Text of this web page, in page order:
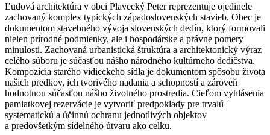
Ľudová architektúra v obci Plavecký Peter reprezentuje ojedinele
zachovaný komplex typických západoslovenských stavieb. Obec je
dokumentom stavebného vývoja slovenských dedín, ktorý formovali
nielen prírodné podmienky, ale i hospodárske a právne pomery
minulosti. Zachovaná urbanistická štruktúra a architektonický výraz
celého súboru je súčasťou nášho národného kultúrneho dedičstva.
Kompozícia starého vidieckeho sídla je dokumentom spôsobu života
našich predkov, ich tvorivého nadania a schopností a zároveň
hodnotnou súčasťou nášho životného prostredia. Cieľom vyhlásenia
pamiatkovej rezervácie je vytvoriť predpoklady pre trvalú
systematickú a účinnú ochranu jednotlivých objektov
a predovšetkým sídelného útvaru ako celku.